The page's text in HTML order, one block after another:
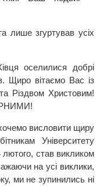
лише згуртував усіх
оселилися добрі
Щиро вітаємо Вас із
Різдвом Христовим!
хочемо висловити щиру
Університету
став викликом
на усі виклики,
ми не зупинились ні